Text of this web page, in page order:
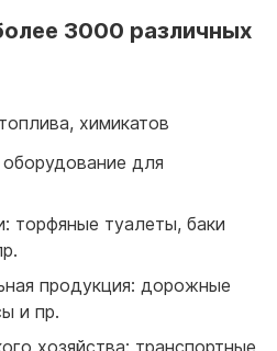
3000 различных
химикатов
для
торфяные туалеты, баки
продукция: дорожные
и пр.
хозяйства: транспортные